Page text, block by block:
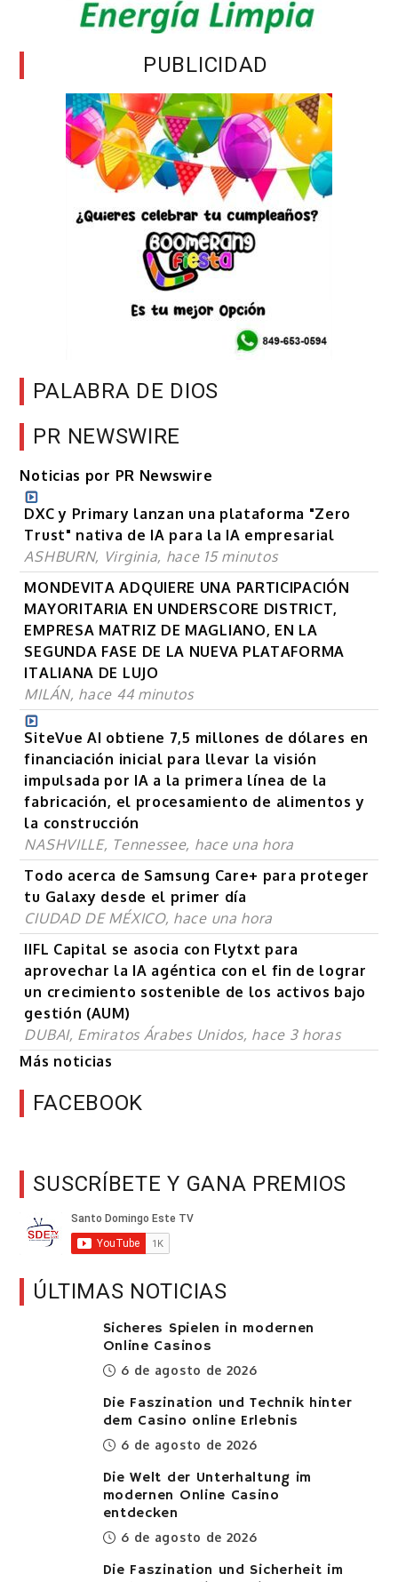
PUBLICIDAD
PALABRA DE DIOS
PR NEWSWIRE
Noticias por PR Newswire
DXC y Primary lanzan una plataforma "Zero
Trust" nativa de IA para la IA empresarial
ASHBURN, Virginia, hace 15 minutos
MONDEVITA ADQUIERE UNA PARTICIPACIÓN
MAYORITARIA EN UNDERSCORE DISTRICT,
EMPRESA MATRIZ DE MAGLIANO, EN LA
SEGUNDA FASE DE LA NUEVA PLATAFORMA
ITALIANA DE LUJO
MILÁN, hace 44 minutos
SiteVue AI obtiene 7,5 millones de dólares en
financiación inicial para llevar la visión
impulsada por IA a la primera línea de la
fabricación, el procesamiento de alimentos y
la construcción
NASHVILLE, Tennessee, hace una hora
Todo acerca de Samsung Care+ para proteger
tu Galaxy desde el primer día
CIUDAD DE MÉXICO, hace una hora
IIFL Capital se asocia con Flytxt para
aprovechar la IA agéntica con el fin de lograr
un crecimiento sostenible de los activos bajo
gestión (AUM)
DUBAI, Emiratos Árabes Unidos, hace 3 horas
Más noticias
FACEBOOK
SUSCRÍBETE Y GANA PREMIOS
ÚLTIMAS NOTICIAS
Sicheres Spielen in modernen
Online Casinos
6 de agosto de 2026
Die Faszination und Technik hinter
dem Casino online Erlebnis
6 de agosto de 2026
Die Welt der Unterhaltung im
modernen Online Casino
entdecken
6 de agosto de 2026
Die Faszination und Sicherheit im